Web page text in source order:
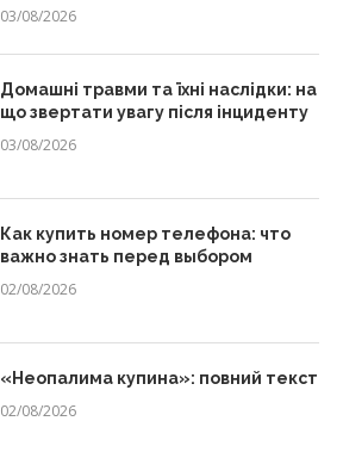
03/08/2026
Домашні травми та їхні наслідки: на
що звертати увагу після інциденту
03/08/2026
Как купить номер телефона: что
важно знать перед выбором
02/08/2026
«Неопалима купина»: повний текст
02/08/2026